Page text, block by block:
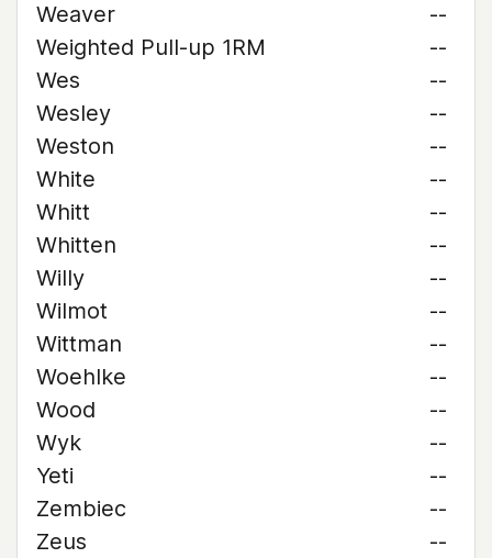
Weaver
--
Weighted Pull-up 1RM
--
Wes
--
Wesley
--
Weston
--
White
--
Whitt
--
Whitten
--
Willy
--
Wilmot
--
Wittman
--
Woehlke
--
Wood
--
Wyk
--
Yeti
--
Zembiec
--
Zeus
--